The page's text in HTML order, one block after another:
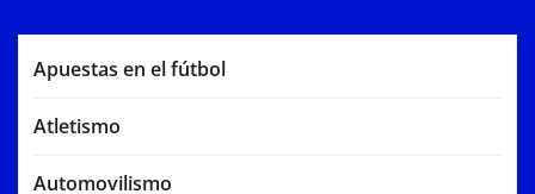
Apuestas en el fútbol
Atletismo
Automovilismo